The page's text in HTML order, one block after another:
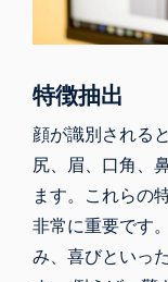
特徴抽出
顔が識別される
尻、眉、口角、
ます。これらの
非常に重要です
み、喜びといっ